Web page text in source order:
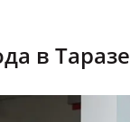
в Таразе